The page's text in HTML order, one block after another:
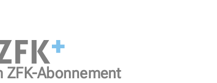
ZFK-Abonnement